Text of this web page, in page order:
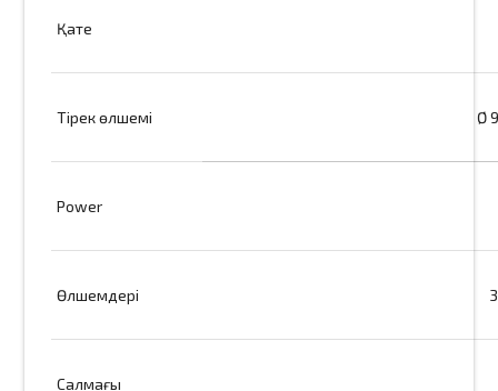
Қате
Тірек өлшемі Ø
Power
Өлшемдері
Салмағы